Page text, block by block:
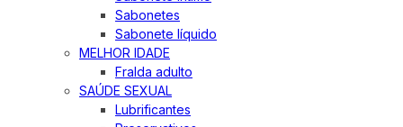
Sabonetes
Sabonete líquido
MELHOR IDADE
Fralda adulto
SAÚDE SEXUAL
Lubrificantes